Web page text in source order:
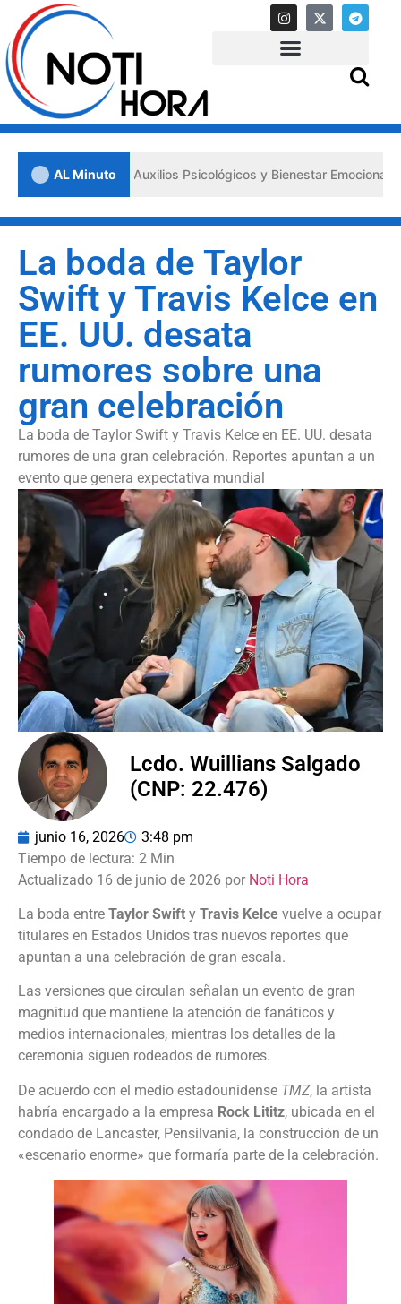
AL Minuto
«Primeros Auxilios Psicológicos y Bienestar Emocional» ante
La boda de Taylor
Swift y Travis Kelce en
EE. UU. desata
rumores sobre una
gran celebración
La boda de Taylor Swift y Travis Kelce en EE. UU. desata
rumores de una gran celebración. Reportes apuntan a un
evento que genera expectativa mundial
Lcdo. Wuillians Salgado
(CNP: 22.476)
junio 16, 2026 3:48 pm
Actualizado 16 de junio de 2026 por Noti Hora
La boda entre Taylor Swift y Travis Kelce vuelve a ocupar
titulares en Estados Unidos tras nuevos reportes que
apuntan a una celebración de gran escala.
Las versiones que circulan señalan un evento de gran
magnitud que mantiene la atención de fanáticos y
medios internacionales, mientras los detalles de la
ceremonia siguen rodeados de rumores.
De acuerdo con el medio estadounidense TMZ, la artista
habría encargado a la empresa Rock Lititz, ubicada en el
condado de Lancaster, Pensilvania, la construcción de un
«escenario enorme» que formaría parte de la celebración.